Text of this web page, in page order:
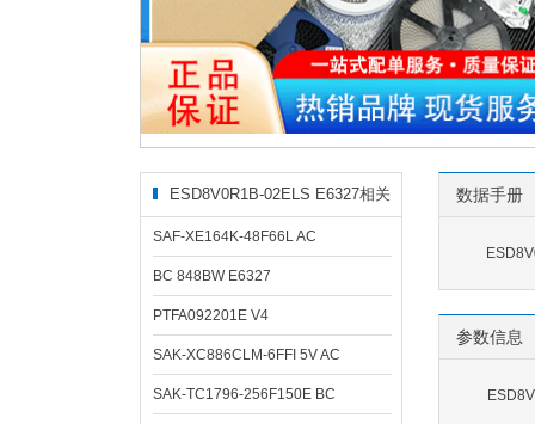
ESD8V0R1B-02ELS E6327相关
型号
SAF-XE164K-48F66L AC
BC 848BW E6327
PTFA092201E V4
SAK-XC886CLM-6FFI 5V AC
SAK-TC1796-256F150E BC
数据手册
参数信息